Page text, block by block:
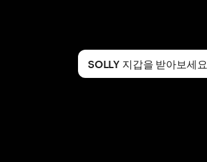
SOLLY 지갑을 받아보세요